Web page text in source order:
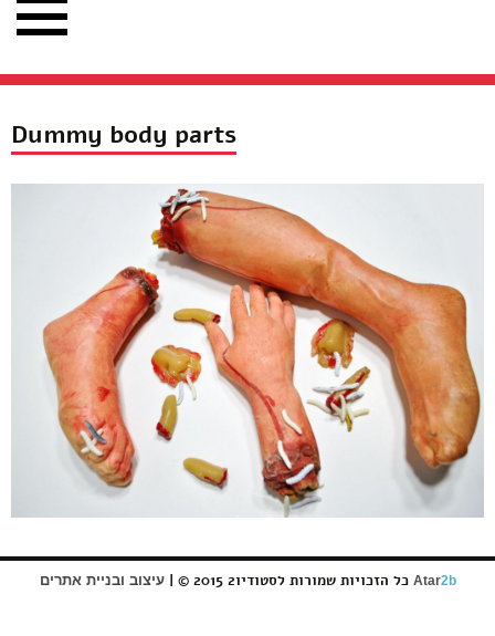
Dummy body parts
כל הזכויות שמורות לסטודיו2 2015 © |עיצוב ובניית אתרים Atar2b